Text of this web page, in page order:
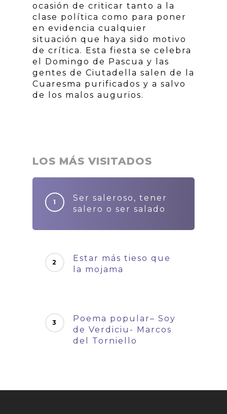
ocasión de criticar tanto a la
clase política como para poner
en evidencia cualquier
situación que haya sido motivo
de crítica. Esta fiesta se celebra
el Domingo de Pascua y las
gentes de Ciutadella salen de la
Cuaresma purificados y a salvo
de los malos augurios.
LOS MÁS VISITADOS
Ser saleroso, tener
salero o ser salado
Estar más tieso que
la mojama
Poema popular– Soy
de Verdiciu- Marcos
del Torniello